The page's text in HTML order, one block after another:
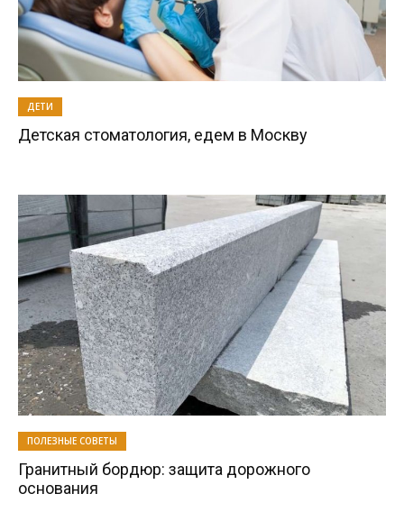
ДЕТИ
Детская стоматология, едем в Москву
ПОЛЕЗНЫЕ СОВЕТЫ
Гранитный бордюр: защита дорожного
основания